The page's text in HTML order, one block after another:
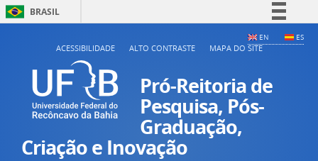
BRASIL
Simplifique!
Participe
Acesso à informação
Legislação
Canais
EN ES
ACESSIBILIDADE ALTO CONTRASTE MAPA DO SITE
Pró-Reitoria de
Pesquisa, Pós-
Graduação,
Criação e Inovação